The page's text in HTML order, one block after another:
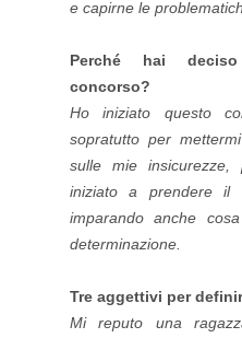
e capirne le
Perché hai
concorso?
Ho iniziato questo
sopratutto per
sulle mie
iniziato a prendere il
imparando anche
determinazione.
Tre aggettivi per
Mi reputo una